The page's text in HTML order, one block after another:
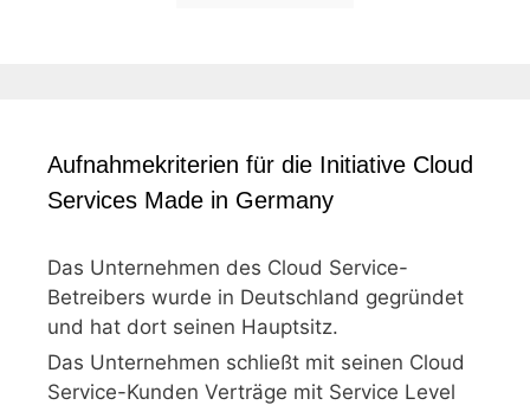
Aufnahmekriterien für die Initiative Cloud
Services Made in Germany
Das Unternehmen des Cloud Service-
Betreibers wurde in Deutschland gegründet
und hat dort seinen Hauptsitz.
Das Unternehmen schließt mit seinen Cloud
Service-Kunden Verträge mit Service Level